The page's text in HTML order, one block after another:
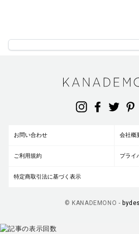
お問い合わせ 会社概
ご利用規約 プライ
特定商取引法に基づく表示
© KANADEMONO -